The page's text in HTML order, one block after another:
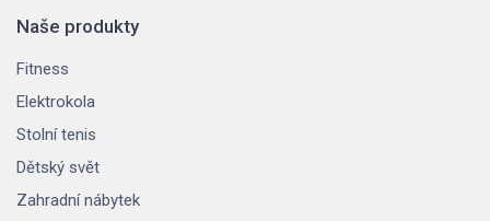
Naše produkty
Fitness
Elektrokola
Stolní tenis
Dětský svět
Zahradní nábytek